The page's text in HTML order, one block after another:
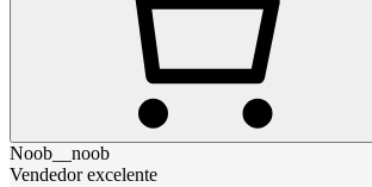
Noob__noob
Vendedor excelente